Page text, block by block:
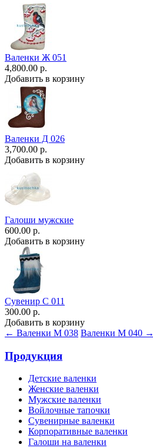
Валенки Ж 051
4,800.00 р.
Добавить в корзину
Валенки Д 026
3,700.00 р.
Добавить в корзину
Галоши мужские
600.00 р.
Добавить в корзину
Сувенир С 011
300.00 р.
Добавить в корзину
← Валенки М 038 Валенки М 040 →
Продукция
Детские валенки
Женские валенки
Мужские валенки
Войлочные тапочки
Сувенирные валенки
Корпоративные валенки
Галоши на валенки